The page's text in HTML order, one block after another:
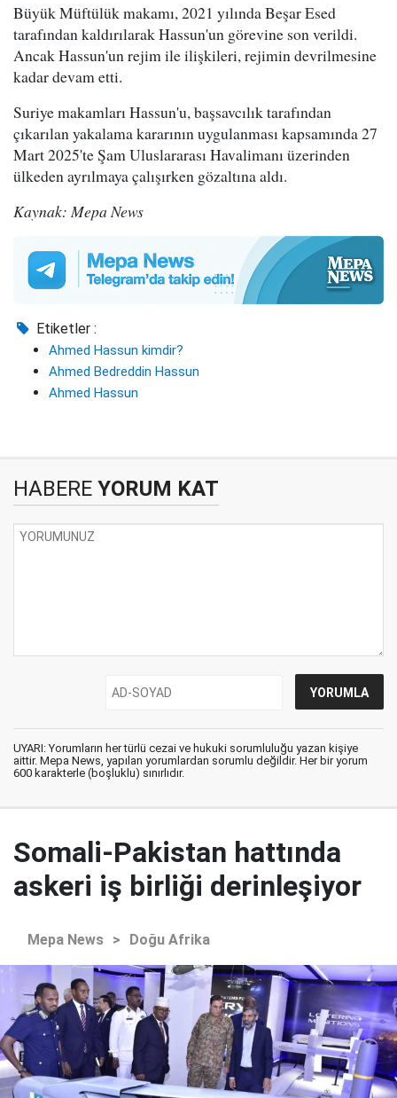
Büyük Müftülük makamı, 2021 yılında Beşar Esed
tarafından kaldırılarak Hassun'un görevine son verildi.
Ancak Hassun'un rejim ile ilişkileri, rejimin devrilmesine
kadar devam etti.
Suriye makamları Hassun'u, başsavcılık tarafından
çıkarılan yakalama kararının uygulanması kapsamında 27
Mart 2025'te Şam Uluslararası Havalimanı üzerinden
ülkeden ayrılmaya çalışırken gözaltına aldı.
Kaynak: Mepa News
Etiketler :
Ahmed Hassun kimdir?
Ahmed Bedreddin Hassun
Ahmed Hassun
HABERE YORUM KAT
UYARI: Yorumların her türlü cezai ve hukuki sorumluluğu yazan kişiye
aittir. Mepa News, yapılan yorumlardan sorumlu değildir. Her bir yorum
600 karakterle (boşluklu) sınırlıdır.
Somali-Pakistan hattında
askeri iş birliği derinleşiyor
Mepa News > Doğu Afrika